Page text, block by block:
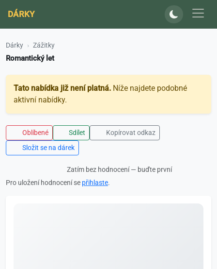
DÁRKY
Dárky Zážitky
Romantický let
Tato nabídka již není platná. Níže najdete podobné
aktivní nabídky.
Oblíbené Sdílet
Kopírovat odkaz
Složit se na dárek
Zatím bez hodnocení — buďte první
Pro uložení hodnocení se přihlaste.